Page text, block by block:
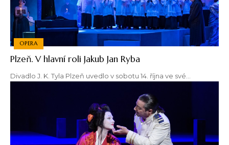
OPERA
Plzeň. V hlavní roli Jakub Jan Ryba
Divadlo J. K. Tyla Plzeň uvedlo v sobotu 14. října ve své…